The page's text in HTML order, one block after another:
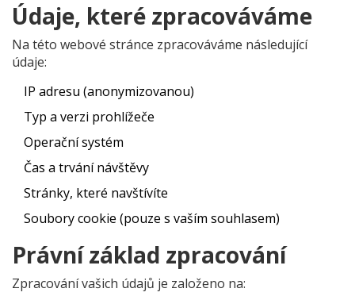
Údaje, které zpracováváme
Na této webové stránce zpracováváme následující
údaje:
IP adresu (anonymizovanou)
Typ a verzi prohlížeče
Operační systém
Čas a trvání návštěvy
Stránky, které navštívíte
Soubory cookie (pouze s vaším souhlasem)
Právní základ zpracování
Zpracování vašich údajů je založeno na: